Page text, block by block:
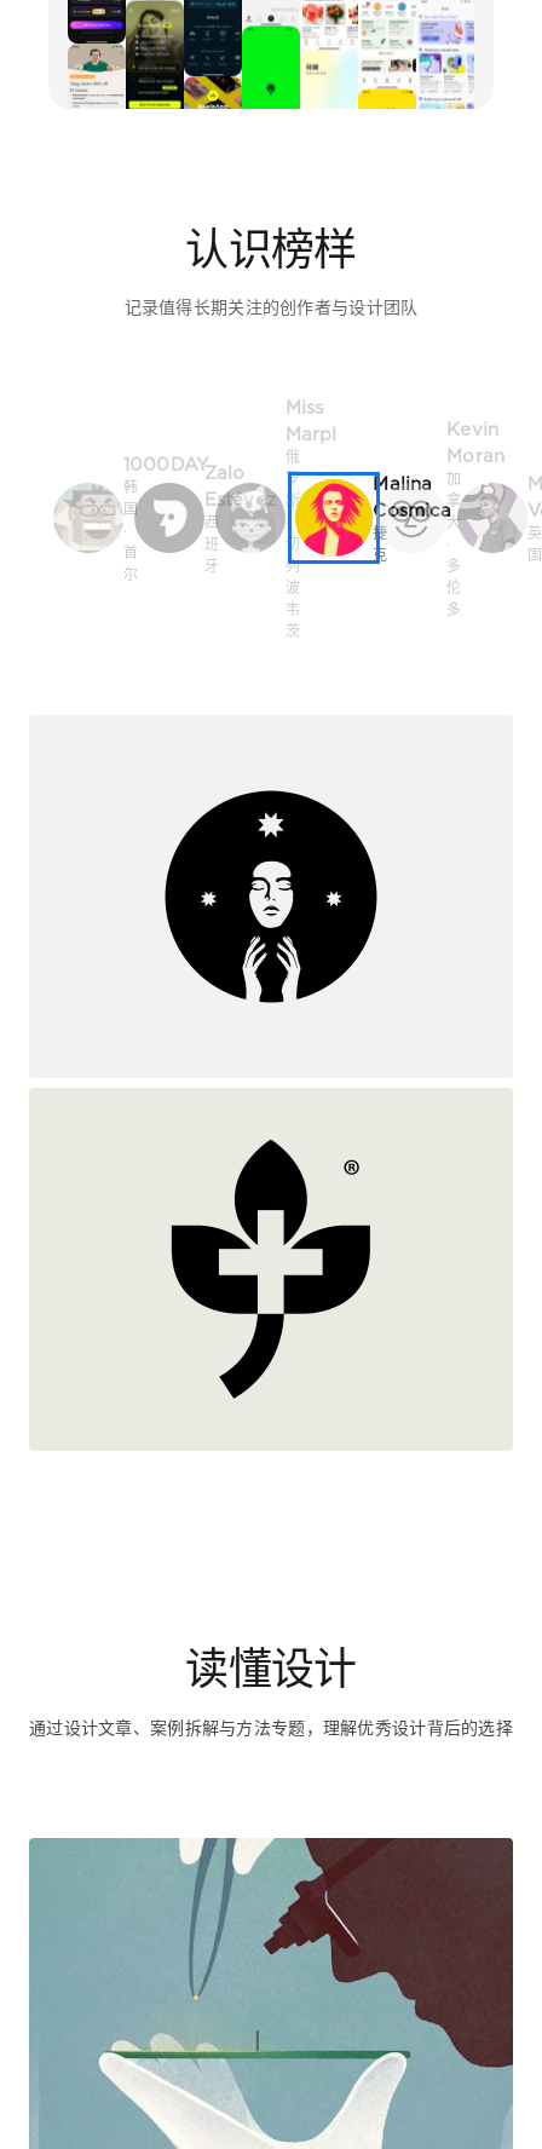
认识榜样
记录值得长期关注的创作者与设计团队
1000DAY
韩
国
·
首
尔
Zalo
Estévez
西
班
牙
Miss
Marpl
俄
罗
斯
·
切
列
波
韦
茨
Malina
Cosmica
捷
克
Kevin
Moran
加
拿
大
多
伦
多
英
国
读懂设计
通过设计文章、案例拆解与方法专题，理解优秀设计背后的选择